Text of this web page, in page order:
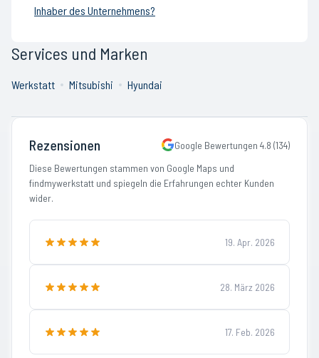
Inhaber des Unternehmens?
Services und Marken
Werkstatt Mitsubishi Hyundai
Rezensionen Google Bewertungen 4.8 (134)
Diese Bewertungen stammen von Google Maps und
findmywerkstatt und spiegeln die Erfahrungen echter Kunden
wider.
19. Apr. 2026
28. März 2026
17. Feb. 2026